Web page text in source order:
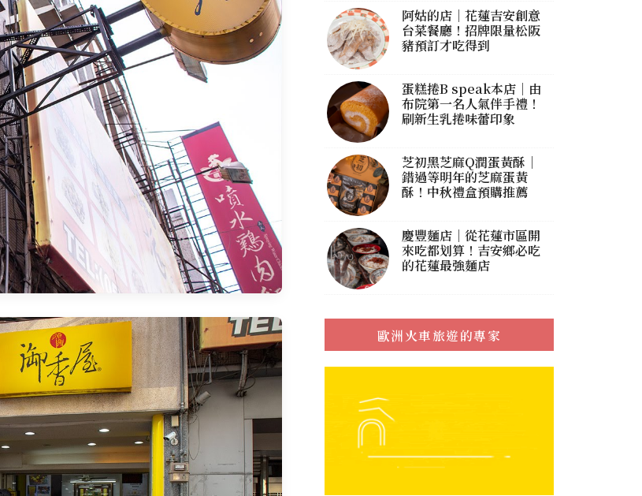
阿姑的店｜花蓮吉安創意
台菜餐廳！招牌限量松阪
豬預訂才吃得到
蛋糕捲B speak本店｜由
布院第一名人氣伴手禮！
刷新生乳捲味蕾印象
芝初黑芝麻Q潤蛋黃酥｜
錯過等明年的芝麻蛋黃
酥！中秋禮盒預購推薦
慶豐麵店｜從花蓮市區開
來吃都划算！吉安鄉必吃
的花蓮最強麵店
歐洲火車旅遊的專家